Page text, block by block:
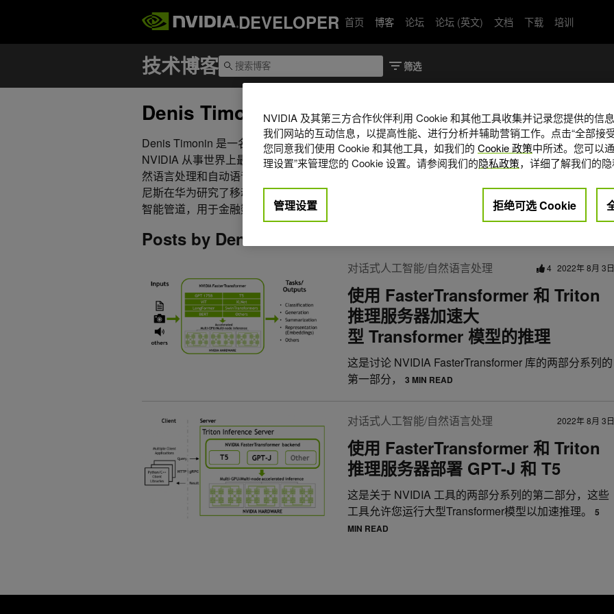
DEVELOPER 首页 博客 论坛 论坛 (英文) 文档 下载 培训
Denis Timonin
Denis Timonin 是一名深度学习解决方案架构师和工程师，目前在
NVIDIA 从事世界上最大的神经网络的训练和推理，并在计算机视觉、自
然语言处理和自动语音识别领域构建人工智能解决方案。在此之前，丹
尼斯在华为研究了移动设备的小型精确神经网络，并构建了复杂的人工
智能管道，用于金融数据分类、医学图像分割、目标检测和跟踪。
Posts by Denis Timonin
对话式人工智能/自然语言处理 4 2022年 8月 3日
使用 FasterTransformer 和 Triton
推理服务器加速大
型 Transformer 模型的推理
这是讨论 NVIDIA FasterTransformer 库的两部分系列的
第一部分，
3 MIN READ
对话式人工智能/自然语言处理 2022年 8月 3日
使用 FasterTransformer 和 Triton
推理服务器部署 GPT-J 和 T5
这是关于 NVIDIA 工具的两部分系列的第二部分，这些
工具允许您运行大型Transformer模型以加速推理。
5
MIN READ
NVIDIA 及其第三方合作伙伴利用 Cookie 和其他工具收集并记录您提供的信
我们网站的互动信息，以提高性能、进行分析并辅助营销工作。点击“全部接
您同意我们使用 Cookie 和其他工具，如我们的 Cookie 政策中所述。您可以
理设置”来管理您的 Cookie 设置。请参阅我们的隐私政策，详细了解我们的
管理设置 拒绝可选 Cookie